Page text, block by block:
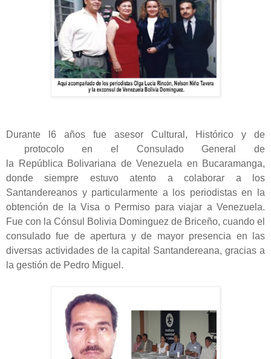
Durante l6 años fue asesor Cultural, Histórico y de
protocolo en el Consulado General de
la República Bolivariana de Venezuela en Bucaramanga,
donde siempre estuvo atento a colaborar a los
Santandereanos y particularmente a los periodistas en la
obtención de la Visa o Permiso para viajar a Venezuela.
Fue con la Cónsul Bolivia Dominguez de Briceño, cuando el
consulado fue de apertura y de mayor presencia en las
diversas actividades de la capital Santandereana, gracias a
la gestión de Pedro Miguel.